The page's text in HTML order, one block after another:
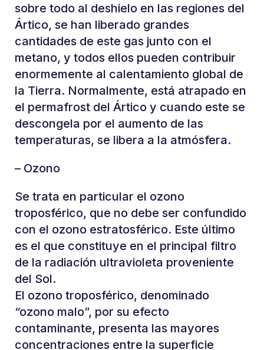
sobre todo al deshielo en las regiones del
Ártico, se han liberado grandes
cantidades de este gas junto con el
metano, y todos ellos pueden contribuir
enormemente al calentamiento global de
la Tierra. Normalmente, está atrapado en
el permafrost del Ártico y cuando este se
descongela por el aumento de las
temperaturas, se libera a la atmósfera.
– Ozono
Se trata en particular el ozono
troposférico, que no debe ser confundido
con el ozono estratosférico. Este último
es el que constituye en el principal filtro
de la radiación ultravioleta proveniente
del Sol.
El ozono troposférico, denominado
“ozono malo”, por su efecto
contaminante, presenta las mayores
concentraciones entre la superficie